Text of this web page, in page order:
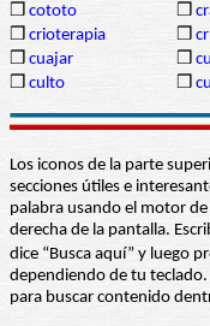
❒ cototo ❒
❒ crioterapia ❒
❒ cuajar ❒
❒ culto ❒
Los iconos de la parte
secciones útiles e
palabra usando el motor
derecha de la pantalla.
dice “Busca aquí” y luego
dependiendo de tu
para buscar contenido